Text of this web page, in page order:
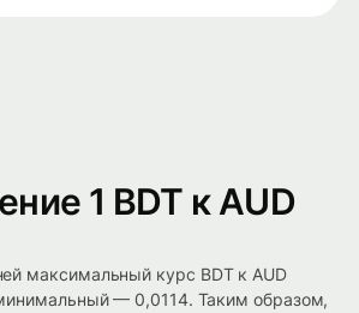
1 BDT к AUD
максимальный курс BDT к AUD
— 0,0114. Таким образом,